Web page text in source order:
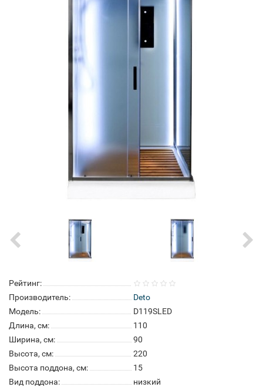
Рейтинг:
Производитель:
Deto
Модель:
D119SLED
Длина, см:
110
Ширина, см:
90
Высота, см:
220
Высота поддона, см:
15
Вид поддона:
низкий